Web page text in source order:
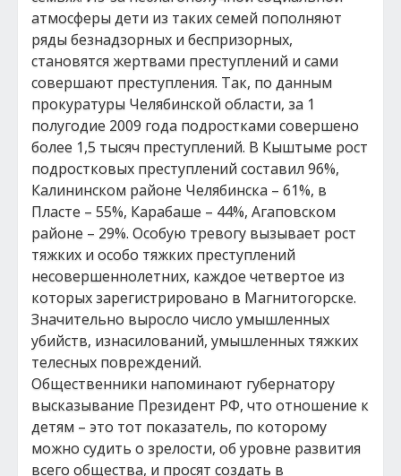
атмосферы дети из таких семей пополняют
ряды безнадзорных и беспризорных,
становятся жертвами преступлений и сами
совершают преступления. Так, по данным
прокуратуры Челябинской области, за 1
полугодие 2009 года подростками совершено
более 1,5 тысяч преступлений. В Кыштыме рост
подростковых преступлений составил 96%,
Калининском районе Челябинска – 61%, в
Пласте – 55%, Карабаше – 44%, Агаповском
районе – 29%. Особую тревогу вызывает рост
тяжких и особо тяжких преступлений
несовершеннолетних, каждое четвертое из
которых зарегистрировано в Магнитогорске.
Значительно выросло число умышленных
убийств, изнасилований, умышленных тяжких
телесных повреждений.
Общественники напоминают губернатору
высказывание Президент РФ, что отношение к
детям – это тот показатель, по которому
можно судить о зрелости, об уровне развития
всего общества, и просят создать в